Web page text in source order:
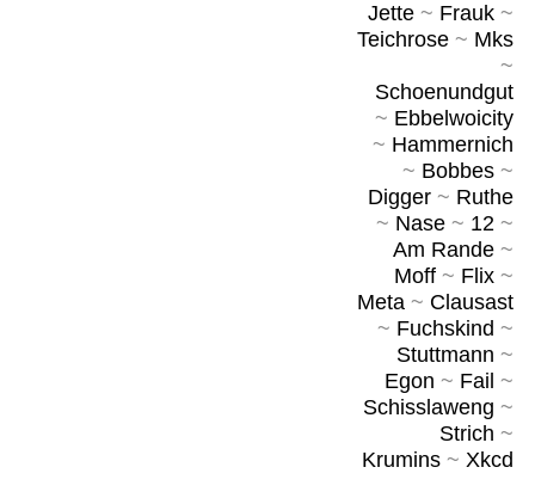
Jette~ Frauk~
Teichrose~ Mks
~
Schoenundgut
~ Ebbelwoicity
~ Hammernich
~ Bobbes~
Digger~ Ruthe
~ Nase~ 12~
Am Rande~
Moff~ Flix~
Meta~ Clausast
~ Fuchskind ~
Stuttmann ~
Egon ~ Fail ~
Schisslaweng ~
Strich ~
Krumins~ Xkcd